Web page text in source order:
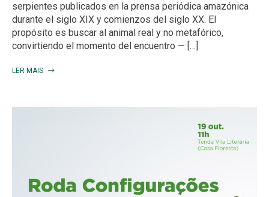
serpientes publicados en la prensa periódica amazónica
durante el siglo XIX y comienzos del siglo XX. El
propósito es buscar al animal real y no metafórico,
convirtiendo el momento del encuentro — […]
LER MAIS